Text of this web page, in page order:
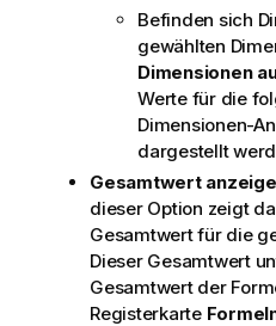
Befinden sich
gewählten
Dimensionen
Werte für die
Dimensionen-
dargestellt
Gesamtwert
dieser Option zeigt
Gesamtwert für die
Dieser Gesamtwert
Gesamtwert der
Registerkarte